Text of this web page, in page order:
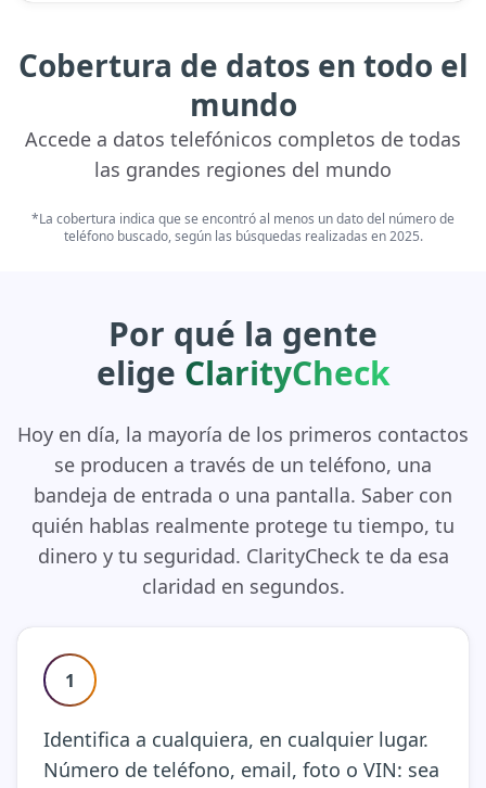
Cobertura de datos en todo el
mundo
Accede a datos telefónicos completos de todas
las grandes regiones del mundo
*La cobertura indica que se encontró al menos un dato del número de
teléfono buscado, según las búsquedas realizadas en 2025.
Por qué la gente
elige ClarityCheck
Hoy en día, la mayoría de los primeros contactos
se producen a través de un teléfono, una
bandeja de entrada o una pantalla. Saber con
quién hablas realmente protege tu tiempo, tu
dinero y tu seguridad. ClarityCheck te da esa
claridad en segundos.
1
Identifica a cualquiera, en cualquier lugar.
Número de teléfono, email, foto o VIN: sea